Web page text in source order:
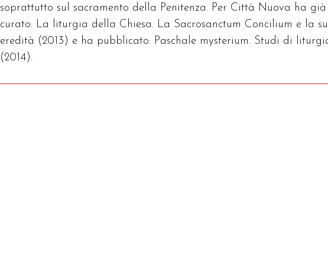
soprattutto sul sacramento della Penitenza. Per Città Nuova ha già
curato: La liturgia della Chiesa. La Sacrosanctum Concilium e la
eredità (2013) e ha pubblicato: Paschale mysterium. Studi di
(2014).